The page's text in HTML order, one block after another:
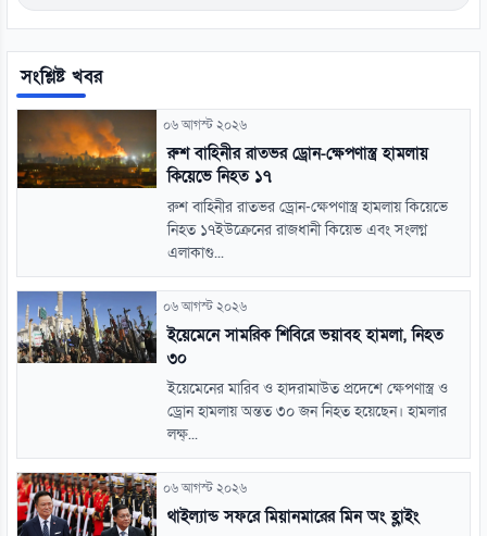
সংশ্লিষ্ট খবর
০৬ আগস্ট ২০২৬
রুশ বাহিনীর রাতভর ড্রোন-ক্ষেপণাস্ত্র হামলায়
কিয়েভে নিহত ১৭
রুশ বাহিনীর রাতভর ড্রোন-ক্ষেপণাস্ত্র হামলায় কিয়েভে
নিহত ১৭ইউক্রেনের রাজধানী কিয়েভ এবং সংলগ্ন
এলাকাগু...
০৬ আগস্ট ২০২৬
ইয়েমেনে সামরিক শিবিরে ভয়াবহ হামলা, নিহত
৩০
ইয়েমেনের মারিব ও হাদরামাউত প্রদেশে ক্ষেপণাস্ত্র ও
ড্রোন হামলায় অন্তত ৩০ জন নিহত হয়েছেন। হামলার
লক্ষ্...
০৬ আগস্ট ২০২৬
থাইল্যান্ড সফরে মিয়ানমারের মিন অং হ্লাইং